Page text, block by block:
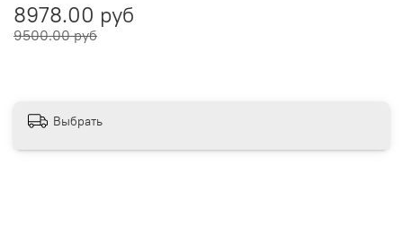
8978.00 руб
9500.00 руб
Выбрать